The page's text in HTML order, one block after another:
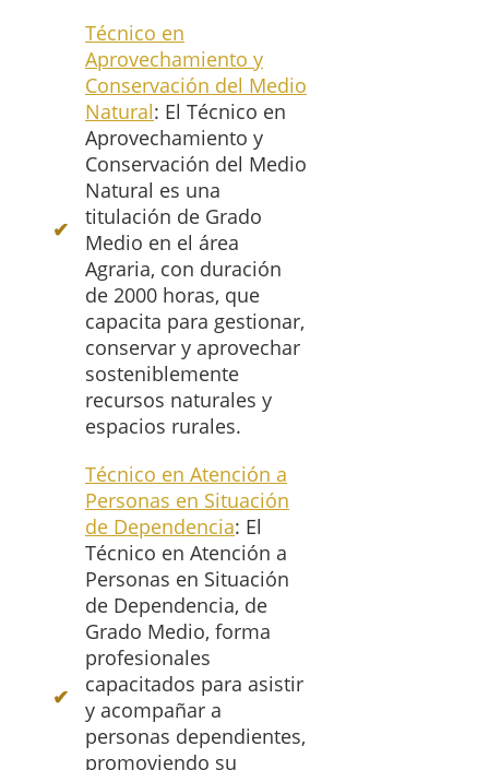
Técnico en
Aprovechamiento y
Conservación del Medio
Natural: El Técnico en
Aprovechamiento y
Conservación del Medio
Natural es una
titulación de Grado
Medio en el área
Agraria, con duración
de 2000 horas, que
capacita para gestionar,
conservar y aprovechar
sosteniblemente
recursos naturales y
espacios rurales.
Técnico en Atención a
Personas en Situación
de Dependencia: El
Técnico en Atención a
Personas en Situación
de Dependencia, de
Grado Medio, forma
profesionales
capacitados para asistir
y acompañar a
personas dependientes,
promoviendo su